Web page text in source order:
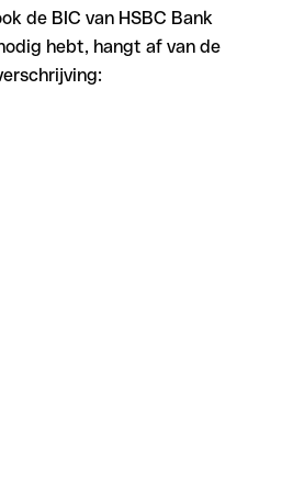
de BIC van HSBC Bank
hebt, hangt af van de